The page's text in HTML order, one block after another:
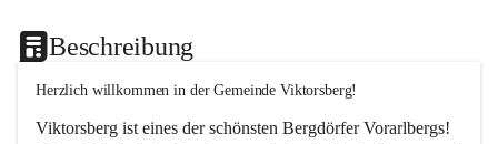
Beschreibung
Herzlich willkommen in der Gemeinde Viktorsberg!
Viktorsberg ist eines der schönsten Bergdörfer Vorarlbergs!